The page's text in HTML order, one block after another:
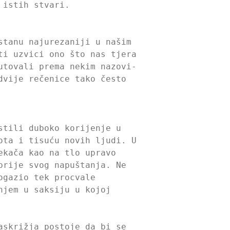
istih stvari.
najurezaniji u našim
ti uzvici ono što nas tjera
prema nekim nazovi-
rečenice tako često
duboko korijenje u
i tisuću novih ljudi. U
kao na tlo upravo
svog napuštanja. Ne
tek procvale
u saksiju u kojoj
postoje da bi se